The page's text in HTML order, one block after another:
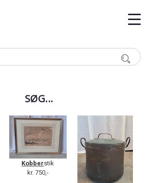
SØG...
Kobberstik
kr. 750,-